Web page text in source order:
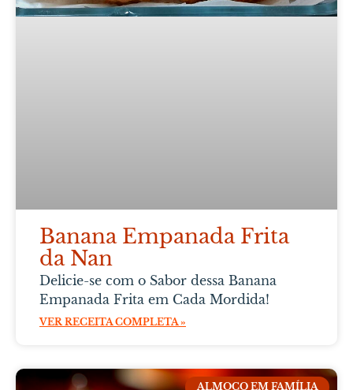
Banana Empanada Frita
da Nan
Delicie-se com o Sabor dessa Banana
Empanada Frita em Cada Mordida!
VER RECEITA COMPLETA »
ALMOÇO EM FAMÍLIA